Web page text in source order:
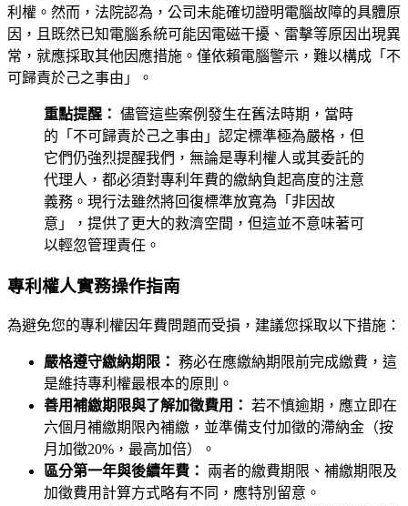
利權。然而，法院認為，公司未能確切證明電腦故障的具體原
因，且既然已知電腦系統可能因電磁干擾、雷擊等原因出現異
常，就應採取其他因應措施。僅依賴電腦警示，難以構成「不
可歸責於己之事由」。
重點提醒： 儘管這些案例發生在舊法時期，當時
的「不可歸責於己之事由」認定標準極為嚴格，但
它們仍強烈提醒我們，無論是專利權人或其委託的
代理人，都必須對專利年費的繳納負起高度的注意
義務。現行法雖然將回復標準放寬為「非因故
意」，提供了更大的救濟空間，但這並不意味著可
以輕忽管理責任。
專利權人實務操作指南
為避免您的專利權因年費問題而受損，建議您採取以下措施：
嚴格遵守繳納期限： 務必在應繳納期限前完成繳費，這
是維持專利權最根本的原則。
善用補繳期限與了解加徵費用： 若不慎逾期，應立即在
六個月補繳期限內補繳，並準備支付加徵的滯納金（按
月加徵20%，最高加倍）。
區分第一年與後續年費：
兩者的繳費期限、補繳期限及
加徵費用計算方式略有不同，應特別留意。